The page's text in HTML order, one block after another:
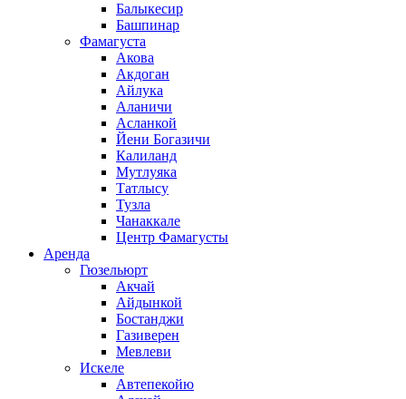
Балыкесир
Башпинар
Фамагуста
Акова
Акдоган
Айлука
Аланичи
Асланкой
Йени Богазичи
Калиланд
Мутлуяка
Татлысу
Тузла
Чанаккале
Центр Фамагусты
Аренда
Гюзельюрт
Акчай
Айдынкой
Бостанджи
Газиверен
Мевлеви
Искеле
Автепекойю